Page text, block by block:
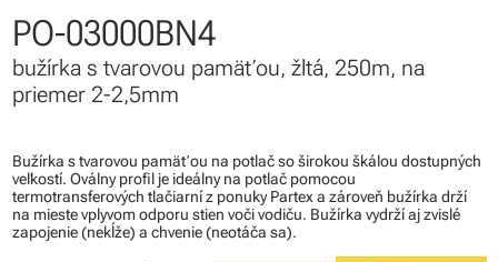
PO-03000BN4
bužírka s tvarovou pamäťou, žltá, 250m, na
priemer 2-2,5mm
Bužírka s tvarovou pamäťou na potlač so širokou škálou dostupných
veľkostí. Oválny profil je ideálny na potlač pomocou
termotransferových tlačiarní z ponuky Partex a zároveň bužírka drží
na mieste vplyvom odporu stien voči vodiču. Bužírka vydrží aj zvislé
zapojenie (nekĺže) a chvenie (neotáča sa).